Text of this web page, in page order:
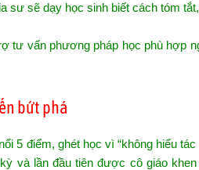
sư sẽ dạy học sinh biết cách tóm
tư vấn phương pháp học phù hợp
bứt phá
5 điểm, ghét học vì “không hiểu
và lần đầu tiên được cô giáo khen